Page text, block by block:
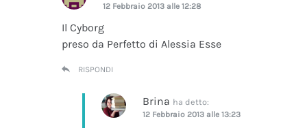
12 Febbraio 2013 alle 12:28
Il Cyborg
preso da Perfetto di Alessia Esse
RISPONDI
Brina ha detto:
12 Febbraio 2013 alle 13:23